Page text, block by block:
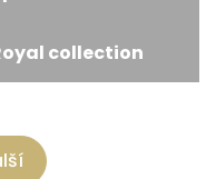
collection